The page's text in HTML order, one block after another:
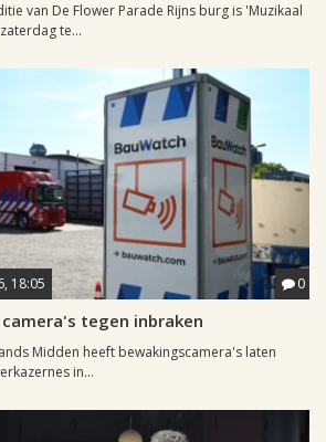
van De Flower Parade Rijns burg is 'Muzikaal
te...
18:05 0
tegen inbraken
Midden heeft bewakingscamera's laten
in...